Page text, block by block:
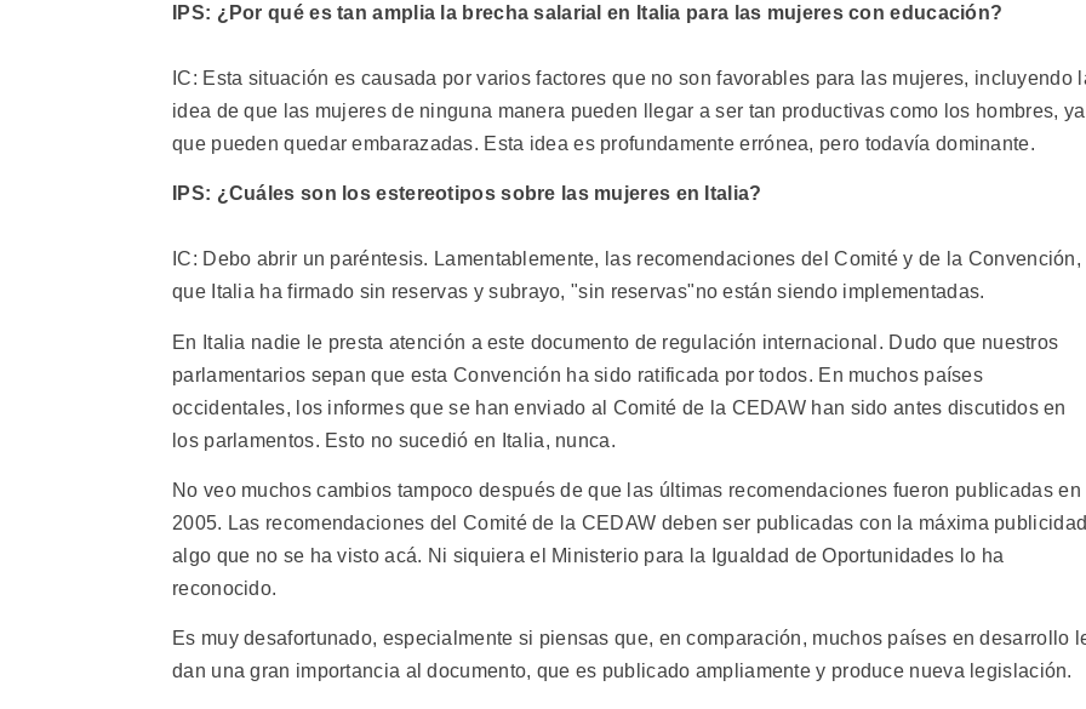
IPS: ¿Por qué es tan amplia la brecha salarial en Italia para las mujeres con educación?
IC: Esta situación es causada por varios factores que no son favorables para las mujeres, incluyendo
idea de que las mujeres de ninguna manera pueden llegar a ser tan productivas como los hombres, ya
que pueden quedar embarazadas. Esta idea es profundamente errónea, pero todavía dominante.
IPS: ¿Cuáles son los estereotipos sobre las mujeres en Italia?
IC: Debo abrir un paréntesis. Lamentablemente, las recomendaciones del Comité y de la Convención,
que Italia ha firmado sin reservas y subrayo, "sin reservas"no están siendo implementadas.
En Italia nadie le presta atención a este documento de regulación internacional. Dudo que nuestros
parlamentarios sepan que esta Convención ha sido ratificada por todos. En muchos países
occidentales, los informes que se han enviado al Comité de la CEDAW han sido antes discutidos en
los parlamentos. Esto no sucedió en Italia, nunca.
No veo muchos cambios tampoco después de que las últimas recomendaciones fueron publicadas en
2005. Las recomendaciones del Comité de la CEDAW deben ser publicadas con la máxima
algo que no se ha visto acá. Ni siquiera el Ministerio para la Igualdad de Oportunidades lo ha
reconocido.
Es muy desafortunado, especialmente si piensas que, en comparación, muchos países en desarrollo
dan una gran importancia al documento, que es publicado ampliamente y produce nueva legislación.